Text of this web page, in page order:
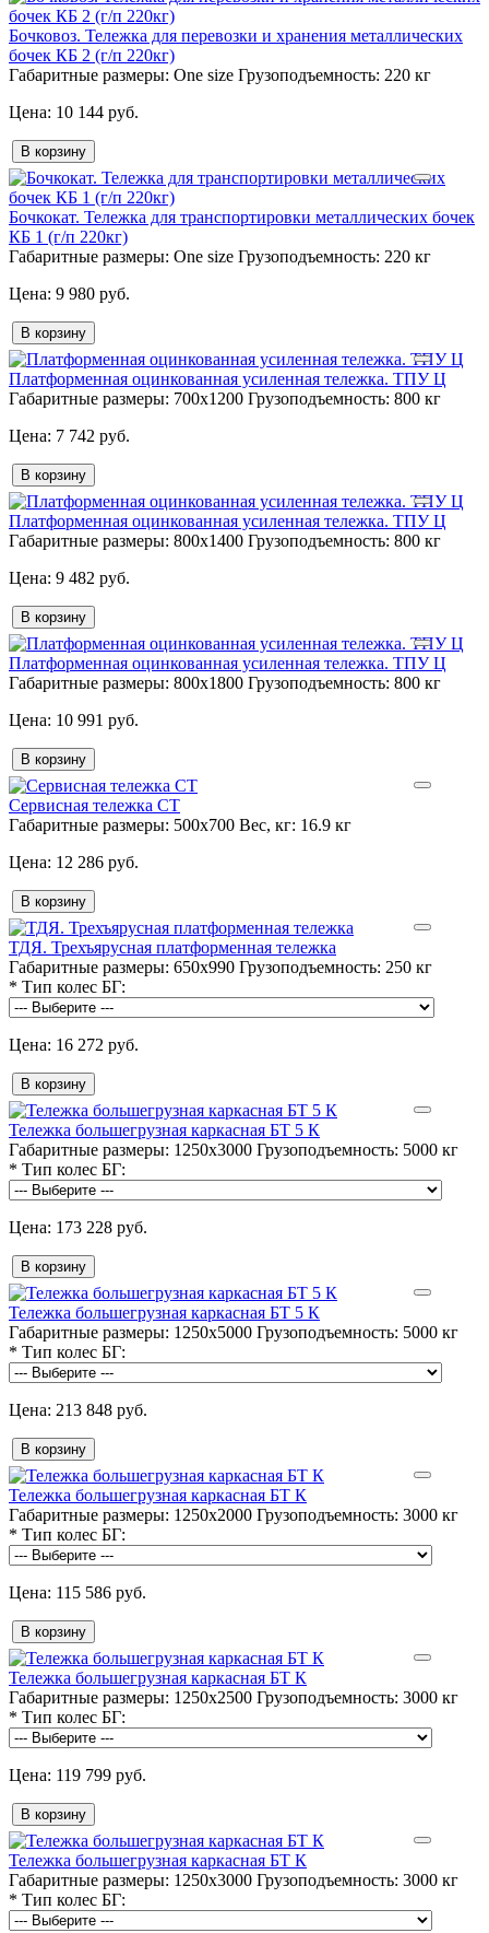
Бочковоз. Тележка для перевозки и хранения металлических
бочек КБ 2 (г/п 220кг)
Габаритные размеры: One size Грузоподъемность: 220 кг
10 144 руб.
В корзину
Бочкокат. Тележка для транспортировки металлических бочек
КБ 1 (г/п 220кг)
Габаритные размеры: One size Грузоподъемность: 220 кг
9 980 руб.
В корзину
Платформенная оцинкованная усиленная тележка. ТПУ Ц
Габаритные размеры: 700х1200 Грузоподъемность: 800 кг
7 742 руб.
В корзину
Платформенная оцинкованная усиленная тележка. ТПУ Ц
Габаритные размеры: 800х1400 Грузоподъемность: 800 кг
9 482 руб.
В корзину
Платформенная оцинкованная усиленная тележка. ТПУ Ц
Габаритные размеры: 800х1800 Грузоподъемность: 800 кг
10 991 руб.
В корзину
Сервисная тележка СТ
Габаритные размеры: 500х700 Вес, кг: 16.9 кг
12 286 руб.
В корзину
ТДЯ. Трехъярусная платформенная тележка
Габаритные размеры: 650х990 Грузоподъемность: 250 кг
* Тип колес БГ:
16 272 руб.
В корзину
Тележка большегрузная каркасная БТ 5 К
Габаритные размеры: 1250х3000 Грузоподъемность: 5000 кг
* Тип колес БГ:
173 228 руб.
В корзину
Тележка большегрузная каркасная БТ 5 К
Габаритные размеры: 1250х5000 Грузоподъемность: 5000 кг
* Тип колес БГ:
213 848 руб.
В корзину
Тележка большегрузная каркасная БТ К
Габаритные размеры: 1250х2000 Грузоподъемность: 3000 кг
* Тип колес БГ:
115 586 руб.
В корзину
Тележка большегрузная каркасная БТ К
Габаритные размеры: 1250х2500 Грузоподъемность: 3000 кг
* Тип колес БГ:
119 799 руб.
В корзину
Тележка большегрузная каркасная БТ К
Габаритные размеры: 1250х3000 Грузоподъемность: 3000 кг
* Тип колес БГ: